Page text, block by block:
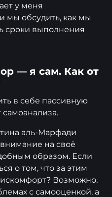
у меня
мы обсудить, как мы
сроки выполнения
— я сам. Как от
в себе пассивную
аль-Марфади
на своё
образом. Если
о том, что за этим
Возможно,
с самооценкой, а